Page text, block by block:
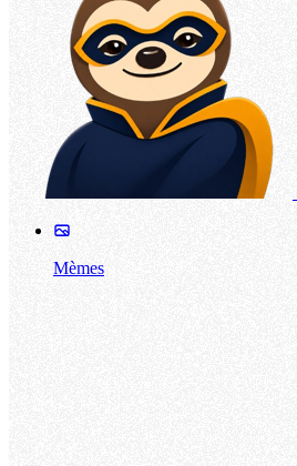
Mèmes